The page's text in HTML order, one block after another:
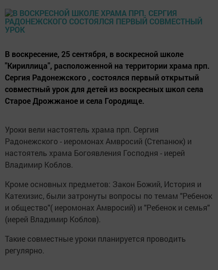
В воскресение, 25 сентября, в воскресной школе
"Кириллица", расположенной на территории храма прп.
Сергия Радонежского , состоялся первый открытый
совместный урок для детей из воскресных школ села
Старое Дрожжаное и села Городище.
Уроки вели настоятель храма прп. Сергия
Радонежского - иеромонах Амвросий (Степанюк) и
настоятель храма Богоявления Господня - иерей
Владимир Коблов.
Кроме основных предметов: Закон Божий, История и
Катехизис, были затронуты вопросы по темам "Ребенок
и общество"( иеромонах Амвросий) и "Ребенок и семья"
(иерей Владимир Коблов).
Такие совместные уроки планируется проводить
регулярно.